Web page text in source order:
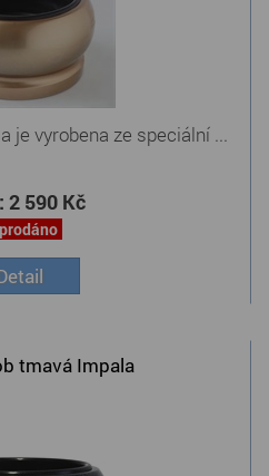
je vyrobena ze speciální ...
2 590 Kč
tmavá Impala